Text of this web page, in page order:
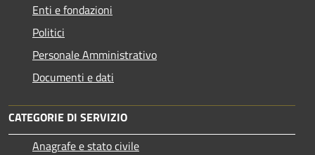
Enti e fondazioni
Politici
Personale Amministrativo
Documenti e dati
CATEGORIE DI SERVIZIO
Anagrafe e stato civile